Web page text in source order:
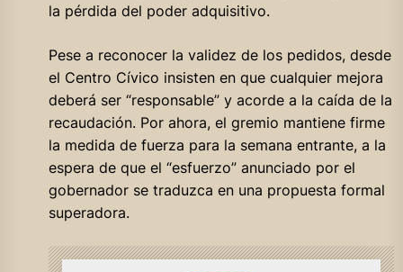
la pérdida del poder adquisitivo.
Pese a reconocer la validez de los pedidos, desde
el Centro Cívico insisten en que cualquier mejora
deberá ser “responsable” y acorde a la caída de la
recaudación. Por ahora, el gremio mantiene firme
la medida de fuerza para la semana entrante, a la
espera de que el “esfuerzo” anunciado por el
gobernador se traduzca en una propuesta formal
superadora.